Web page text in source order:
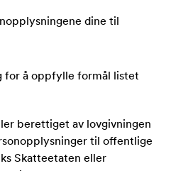
dine til
for å oppfylle formål listet
berettiget av lovgivningen
til offentlige
Skatteetaten eller